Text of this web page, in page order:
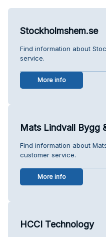
Stockholmshem.se
Find information about
service.
More info
Mats Lindvall Bygg
Find information about
customer service.
More info
HCCI Technology